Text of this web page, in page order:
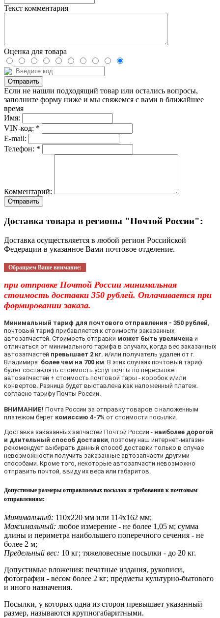
Текст комментария
Оценка для товара
Если не нашли подходящий товар или остались вопросы,
заполните форму ниже и мы свяжемся с вами в ближайшее
время
Имя:
VIN-код: *
E-mail:
Телефон: *
Комментарий:
Отправить
Доставка товара в регионы "Почтой России":
Доставка осуществляется в любой регион Российской
Федерации в указанное Вами почтовое отделение.
Обращаем Ваше внимание:
при отправке Почтой России минимальная
стоимость доставки 350 рублей. Оплачивается при
формировании заказа.
Минимальный тариф для почтового отправления - 350 рублей
почтовый тариф прибавляется к стоимости заказанных
автозапчастей. Стоимость отправки может быть увеличена и
отличаться от минимального тарифа в случаях, когда вес заказанных
автозапчастей превышает 2 кг. и/или получатель удален от г.
Владимира более чем на 700 км . В этих случаях почтовый тариф
будет составлять стоимость услуг почты по пересылке
автозапчастей + стоимость почтовой тары - коробок и/или
конвертов. Разница будет выставлена как наложенный платеж.
согласно тарифу Почты России.
ВНИМАНИЕ! Почта России за отправку товаров с наложенным
платежом берет комиссию 4-7% от стоимости посылки.
Доставка заказанных запчастей Почтой России - наиболее дорогой
и длительный способ доставки , поэтому наш интернет-магазин
рекомендует выбирать данный способ доставки только в случае
невозможности получить заказанные автозапчасти другими
способами. Кроме того, некоторые автозапчасти невозможно
отправить почтой, ввиду их веса или габаритов.
Допустимые размеры отправляемых посылок и требования к почтовым
отправлениям:
Минимальный: 110х220 мм или 114х162 мм;
Максимальный: любое измерение - не более 1,05 м; сумма
длины и периметра наибольшего поперечного сечения - не
более 2 м;
Предельный вес: 10 кг; тяжеловесные посылки - до 20 кг.
Допустимые вложения: печатные издания, рукописи,
фотографии - весом более 2 кг; предметы культурно-бытового
и иного назначения.
Посылки, у которых одна из сторон превышает указанный
размер, называются крупногабаритными.